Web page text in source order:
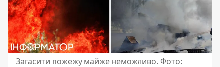
Загасити пожежу майже неможливо. Фото: